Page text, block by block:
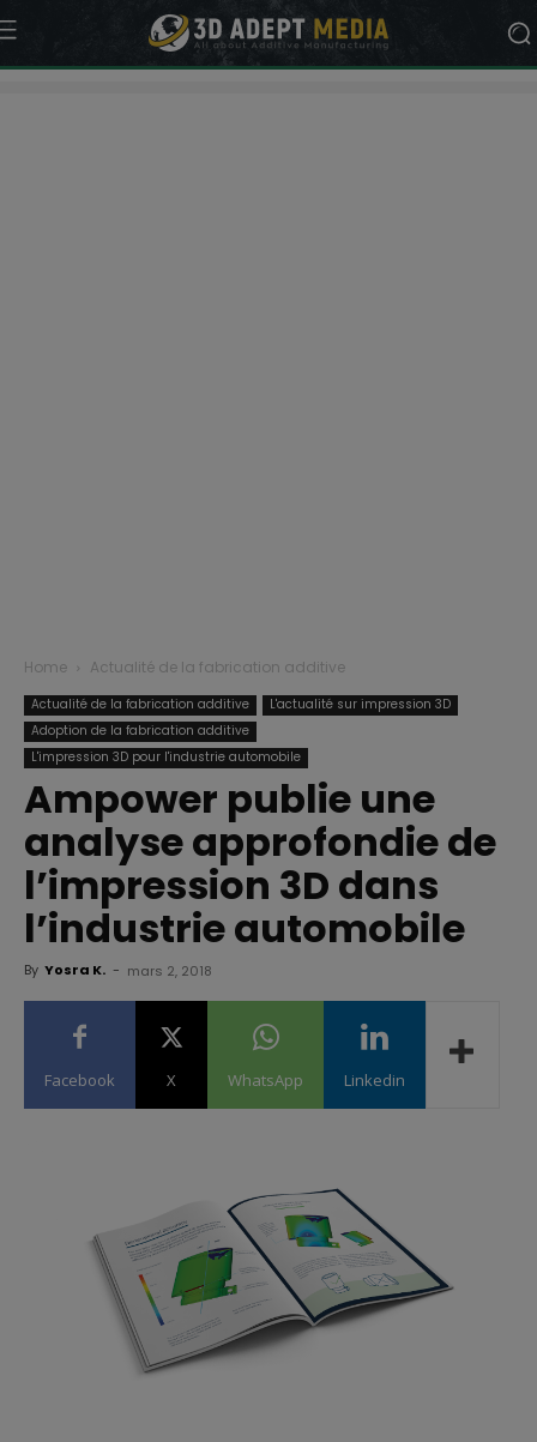
Home Actualité de la fabrication additive
Actualité de la fabrication additive
L'actualité sur impression 3D
Adoption de la fabrication additive
L'impression 3D pour l'industrie automobile
Ampower publie une
analyse approfondie de
l’impression 3D dans
l’industrie automobile
By Yosra K. - mars 2, 2018
Facebook X WhatsApp Linkedin